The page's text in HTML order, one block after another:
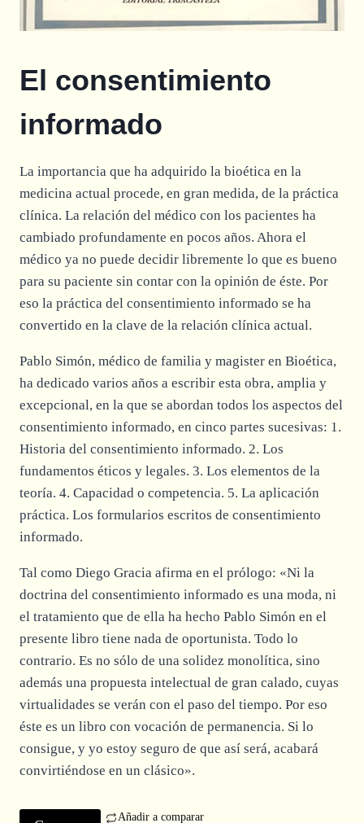
El consentimiento
informado
La importancia que ha adquirido la bioética en la
medicina actual procede, en gran medida, de la práctica
clínica. La relación del médico con los pacientes ha
cambiado profundamente en pocos años. Ahora el
médico ya no puede decidir libremente lo que es bueno
para su paciente sin contar con la opinión de éste. Por
eso la práctica del consentimiento informado se ha
convertido en la clave de la relación clínica actual.
Pablo Simón, médico de familia y magister en Bioética,
ha dedicado varios años a escribir esta obra, amplia y
excepcional, en la que se abordan todos los aspectos del
consentimiento informado, en cinco partes sucesivas: 1.
Historia del consentimiento informado. 2. Los
fundamentos éticos y legales. 3. Los elementos de la
teoría. 4. Capacidad o competencia. 5. La aplicación
práctica. Los formularios escritos de consentimiento
informado.
Tal como Diego Gracia afirma en el prólogo: «Ni la
doctrina del consentimiento informado es una moda, ni
el tratamiento que de ella ha hecho Pablo Simón en el
presente libro tiene nada de oportunista. Todo lo
contrario. Es no sólo de una solidez monolítica, sino
además una propuesta intelectual de gran calado, cuyas
virtualidades se verán con el paso del tiempo. Por eso
éste es un libro con vocación de permanencia. Si lo
consigue, y yo estoy seguro de que así será, acabará
convirtiéndose en un clásico».
Añadir a comparar